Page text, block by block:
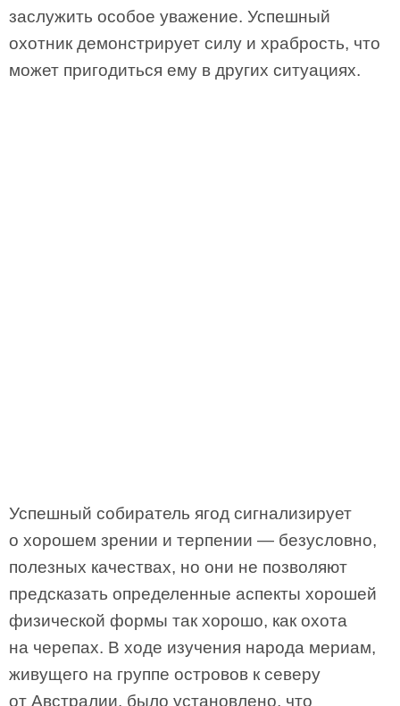
заслужить особое уважение. Успешный
охотник демонстрирует силу и храбрость, что
может пригодиться ему в других ситуациях.
Успешный собиратель ягод сигнализирует
о хорошем зрении и терпении — безусловно,
полезных качествах, но они не позволяют
предсказать определенные аспекты хорошей
физической формы так хорошо, как охота
на черепах. В ходе изучения народа мериам,
живущего на группе островов к северу
от Австралии, было установлено, что